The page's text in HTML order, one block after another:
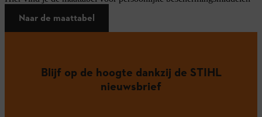
Naar de maattabel
Blijf op de hoogte dankzij de STIHL
nieuwsbrief